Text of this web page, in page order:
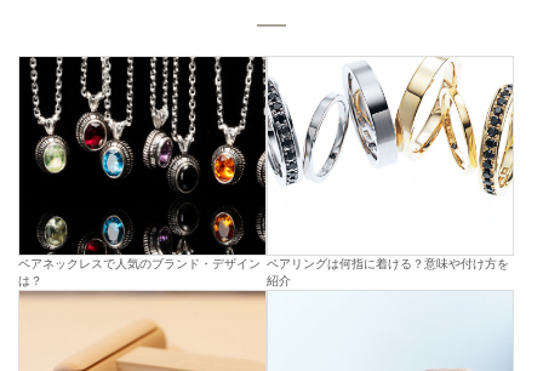
ペアネックレスで人気のブランド・デザイン
は？
ペアリングは何指に着ける？意味や付け方を
紹介